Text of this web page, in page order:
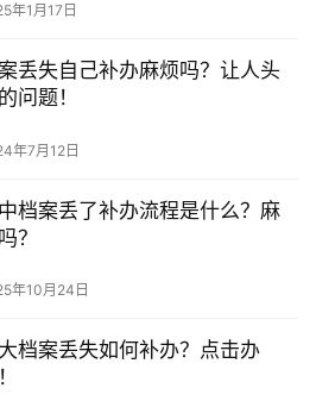
年1月17日
丢失自己补办麻烦吗？让人头
问题！
年7月12日
档案丢了补办流程是什么？麻
？
年10月24日
档案丢失如何补办？点击办